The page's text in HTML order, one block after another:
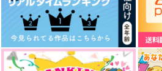
サンプル
作品詳細
サンプル
作品詳細